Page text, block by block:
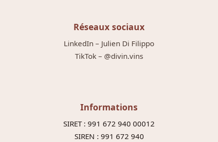
Réseaux sociaux
LinkedIn – Julien Di Filippo
TikTok – @divin.vins
Informations
SIRET : 991 672 940 00012
SIREN : 991 672 940